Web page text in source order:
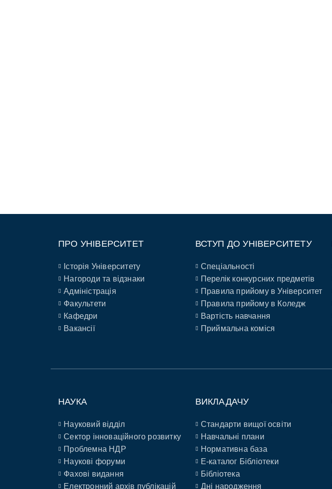
ПРО УНІВЕРСИТЕТ
Історія Університету
Нагороди та відзнаки
Адміністрація
Факультети
Кафедри
Вакансії
ВСТУП ДО УНІВЕРСИТЕТУ
Спеціальності
Перелік конкурсних предметів
Правила прийому в Університет
Правила прийому в Коледж
Вартість навчання
Приймальна коміся
НАУКА
Науковий відділ
Сектор інноваційного розвитку
Проблемна НДР
Наукові форуми
Фахові видання
Електронний архів публікацій
ВИКЛАДАЧУ
Стандарти вищої освіти
Навчальні плани
Нормативна база
E-каталог Бібліотеки
Бібліотека
Дні народження